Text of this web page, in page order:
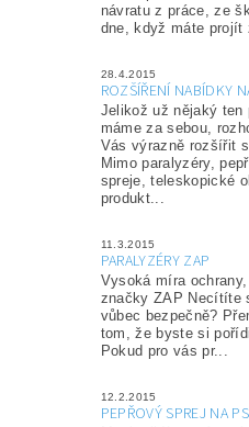
návratu z práce, ze
dne, když máte projít
28.4.2015
ROZŠÍŘENÍ NABÍDKY
Jelikož už nějaký ten
máme za sebou,
Vás výrazně rozšířit
Mimo paralyzéry,
spreje, teleskopické
produkt...
11.3.2015
PARALYZÉRY ZAP
Vysoká míra
značky ZAP Necítíte
vůbec bezpečně?
tom, že byste si
Pokud pro vás pr...
12.2.2015
PEPŘOVÝ SPREJ NA